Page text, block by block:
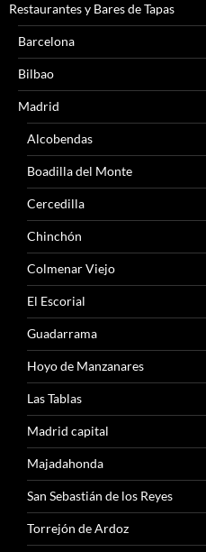
Restaurantes y Bares de Tapas
Barcelona
Bilbao
Madrid
Alcobendas
Boadilla del Monte
Cercedilla
Chinchón
Colmenar Viejo
El Escorial
Guadarrama
Hoyo de Manzanares
Las Tablas
Madrid capital
Majadahonda
San Sebastián de los Reyes
Torrejón de Ardoz